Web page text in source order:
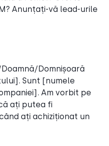
Anunțați-vă lead-urile
Domnișoară
Sunt [numele
Am vorbit pe
ați putea fi
ați achiziționat un